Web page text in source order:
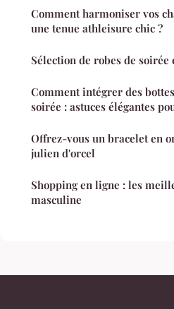
Comment harmoniser vos
une tenue athleisure chic ?
Sélection de robes de
Comment intégrer des
soirée : astuces élégantes
Offrez-vous un bracelet en
julien d'orcel
Shopping en ligne : les
masculine